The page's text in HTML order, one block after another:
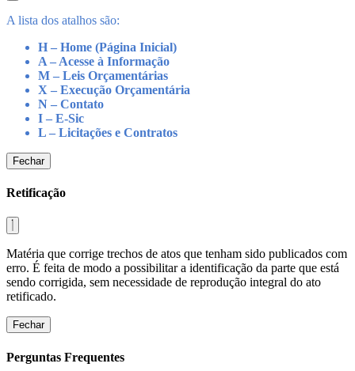
A lista dos atalhos são:
H – Home (Página Inicial)
A – Acesse à Informação
M – Leis Orçamentárias
X – Execução Orçamentária
N – Contato
I – E-Sic
L – Licitações e Contratos
Fechar
Retificação
Matéria que corrige trechos de atos que tenham sido publicados com
erro. É feita de modo a possibilitar a identificação da parte que está
sendo corrigida, sem necessidade de reprodução integral do ato
retificado.
Fechar
Perguntas Frequentes